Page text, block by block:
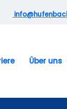
Über uns